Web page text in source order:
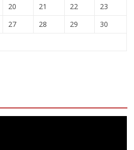
20 21 22
23
27 28 29
30